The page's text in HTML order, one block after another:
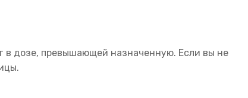
в дозе, превышающей назначенную. Если вы не